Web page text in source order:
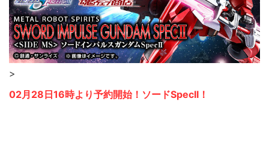
>
02月28日16時より予約開始！ソードSpecII！